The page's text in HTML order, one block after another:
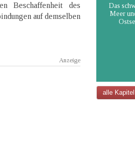
Beschaffenheit des
auf demselben
Das
Meer
alle